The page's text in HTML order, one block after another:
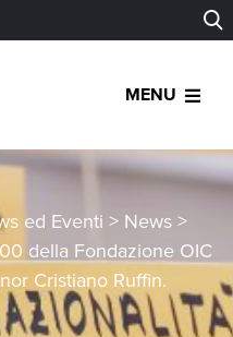
MENU
ed Eventi > News >
della Fondazione OIC
Cristiano Ruffin.